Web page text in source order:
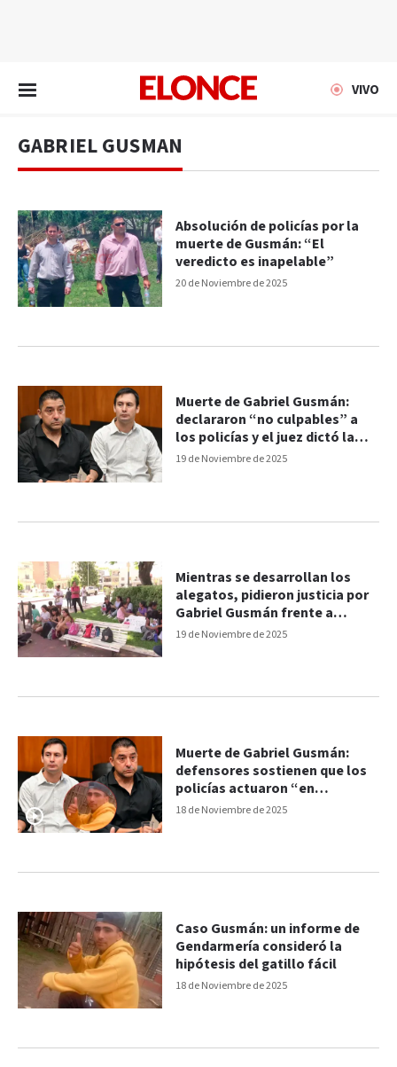
VIVO
GABRIEL GUSMAN
20 de Noviembre de 2025
Absolución de policías por la
muerte de Gusmán: “El
veredicto es inapelable”
19 de Noviembre de 2025
Muerte de Gabriel Gusmán:
declararon “no culpables” a
los policías y el juez dictó la
absolución
19 de Noviembre de 2025
Mientras se desarrollan los
alegatos, pidieron justicia por
Gabriel Gusmán frente a
Tribunales
18 de Noviembre de 2025
Muerte de Gabriel Gusmán:
defensores sostienen que los
policías actuaron “en
cumplimiento del deber y
18 de Noviembre de 2025
Caso Gusmán: un informe de
Gendarmería consideró la
hipótesis del gatillo fácil